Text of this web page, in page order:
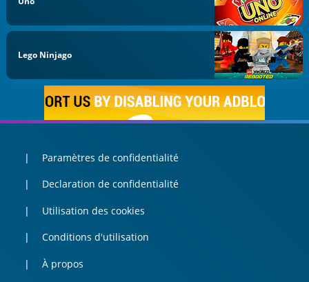
Lego Ninjago
Paramètres de confidentialité
Declaration de confidentialité
Utilisation des cookies
Conditions d'utilisation
À propos